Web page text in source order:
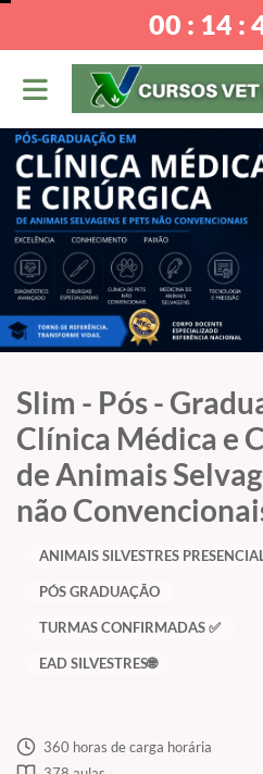
00 : 14 :
Slim - Pós -
Clínica Médica e
de Animais
não
ANIMAIS SILVESTRES
PÓS GRADUAÇÃO
TURMAS CONFIRMADAS ✅
EAD SILVESTRES🌐
360 horas de carga horária